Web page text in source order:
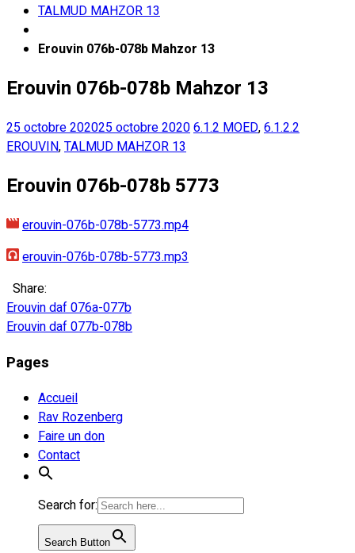
TALMUD MAHZOR 13
Erouvin 076b-078b Mahzor 13
Erouvin 076b-078b Mahzor 13
25 octobre 202025 octobre 20206.1.2 MOED,6.1.2.2
EROUVIN,TALMUD MAHZOR 13
Erouvin 076b-078b 5773
erouvin-076b-078b-5773.mp4
erouvin-076b-078b-5773.mp3
Share:
Navigation
de
l’article
Erouvin daf 076a-077b
Erouvin daf 077b-078b
Pages
Accueil
Rav Rozenberg
Faire un don
Contact
Search for:
Search Button